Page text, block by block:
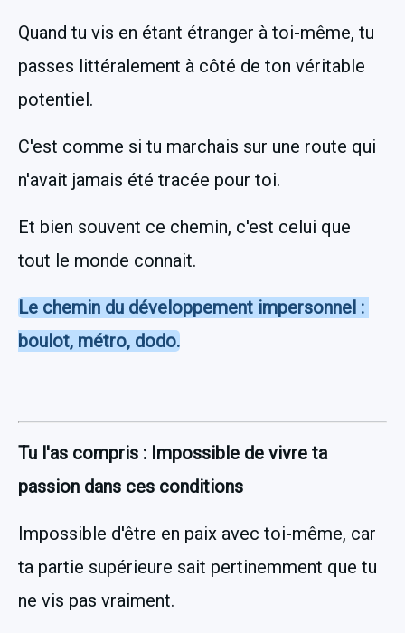
Quand tu vis en étant étranger à toi-même, tu
passes littéralement à côté de ton véritable
potentiel.
C'est comme si tu marchais sur une route qui
n'avait jamais été tracée pour toi.
Et bien souvent ce chemin, c'est celui que
tout le monde connait.
Le chemin du développement impersonnel :
boulot, métro, dodo.
Tu l'as compris : Impossible de vivre ta
passion dans ces conditions
Impossible d'être en paix avec toi-même, car
ta partie supérieure sait pertinemment que tu
ne vis pas vraiment.